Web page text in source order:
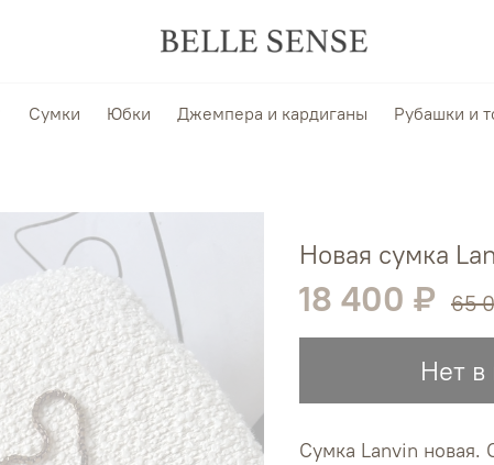
Сумки Юбки Джемпера и кардиганы Рубашки и
Новая сумка
18 400 ₽ 65
Нет в
Сумка Lanvin новая.